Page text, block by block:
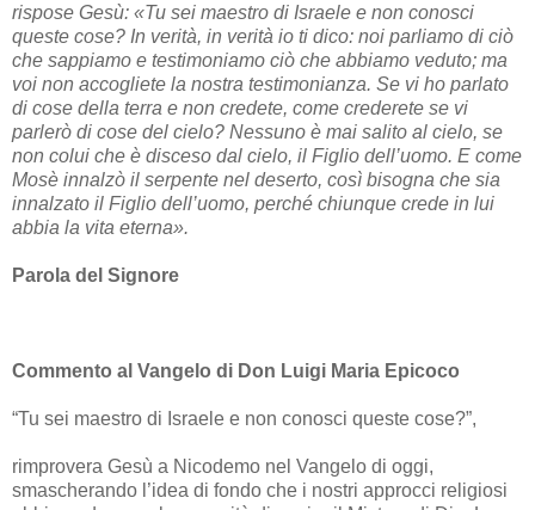
rispose Gesù: «Tu sei maestro di Israele e non conosci
queste cose? In verità, in verità io ti dico: noi parliamo di ciò
che sappiamo e testimoniamo ciò che abbiamo veduto; ma
voi non accogliete la nostra testimonianza. Se vi ho parlato
di cose della terra e non credete, come crederete se vi
parlerò di cose del cielo? Nessuno è mai salito al cielo, se
non colui che è disceso dal cielo, il Figlio dell’uomo. E come
Mosè innalzò il serpente nel deserto, così bisogna che sia
innalzato il Figlio dell’uomo, perché chiunque crede in lui
abbia la vita eterna».
Parola del Signore
Commento al Vangelo di Don Luigi Maria Epicoco
“Tu sei maestro di Israele e non conosci queste cose?”,
rimprovera Gesù a Nicodemo nel Vangelo di oggi,
smascherando l’idea di fondo che i nostri approcci religiosi